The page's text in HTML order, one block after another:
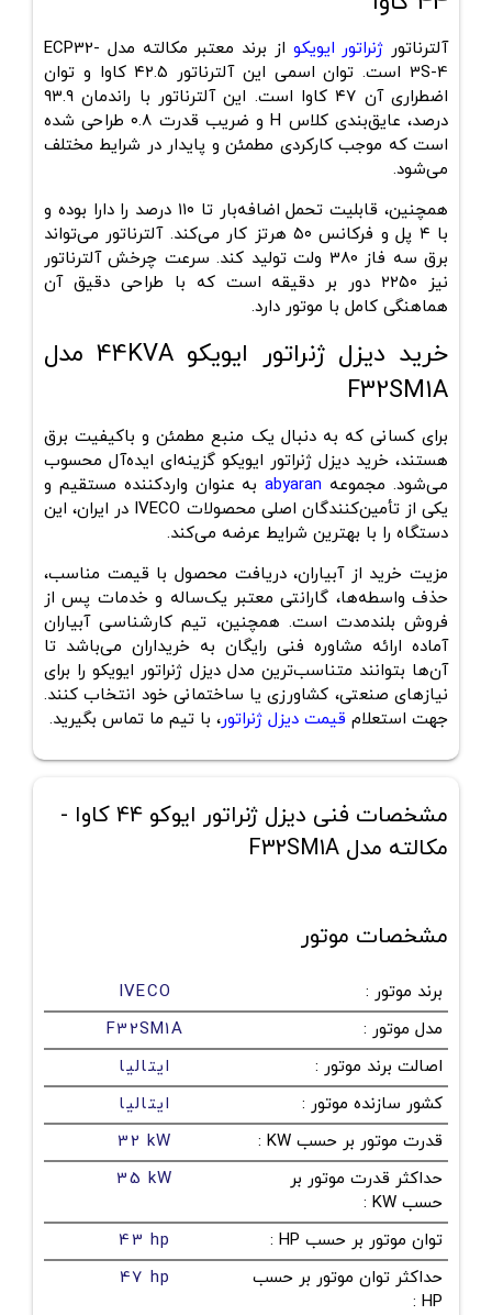
آلترناتور ژنراتور ایویکو از برند معتبر مکالته مدل ECP32-
3S-4
است. توان اسمی این آلترناتور ۴۲.۵ کاوا و توان
اضطراری آن ۴۷ کاوا است. این آلترناتور با راندمان ۹۳.۹
درصد، عایق‌بندی کلاس H و ضریب قدرت ۰.۸ طراحی شده
است که موجب کارکردی مطمئن و پایدار در شرایط مختلف
می‌شود.
همچنین، قابلیت تحمل اضافه‌بار تا ۱۱۰ درصد را دارا بوده و
با ۴ پل و فرکانس ۵۰ هرتز کار می‌کند. آلترناتور می‌تواند
برق سه فاز 380 ولت تولید کند. سرعت چرخش آلترناتور
نیز ۲۲۵۰ دور بر دقیقه است که با طراحی دقیق آن
هماهنگی کامل با موتور دارد.
خرید دیزل ژنراتور ایویکو 44KVA مدل
F32SM1A
برای کسانی که به دنبال یک منبع مطمئن و باکیفیت برق
هستند، خرید دیزل ژنراتور ایویکو گزینه‌ای ایده‌آل محسوب
می‌شود. مجموعه abyaran به عنوان واردکننده مستقیم و
یکی از تأمین‌کنندگان اصلی محصولات IVECO در ایران، این
دستگاه را با بهترین شرایط عرضه می‌کند.
مزیت خرید از آبیاران، دریافت محصول با قیمت مناسب،
حذف واسطه‌ها، گارانتی معتبر یک‌ساله و خدمات پس از
فروش بلندمدت است. همچنین، تیم کارشناسی آبیاران
آماده ارائه مشاوره فنی رایگان به خریداران می‌باشد تا
آن‌ها بتوانند متناسب‌ترین مدل دیزل ژنراتور ایویکو را برای
نیازهای صنعتی، کشاورزی یا ساختمانی خود انتخاب کنند.
جهت استعلام قیمت دیزل ژنراتور، با تیم ما تماس بگیرید.
مشخصات فنی دیزل ژنراتور ایوکو 44 کاوا -
مکالته مدل F32SM1A
مشخصات موتور
برند موتور :
IVECO
مدل موتور :
F32SM1A
اصالت برند موتور :
ایتالیا
کشور سازنده موتور :
ایتالیا
قدرت موتور بر حسب KW
:
32 kW
حداکثر قدرت موتور بر
حسب KW
:
35 kW
توان موتور بر حسب HP :
43 hp
حداکثر توان موتور بر حسب
HP
:
47 hp